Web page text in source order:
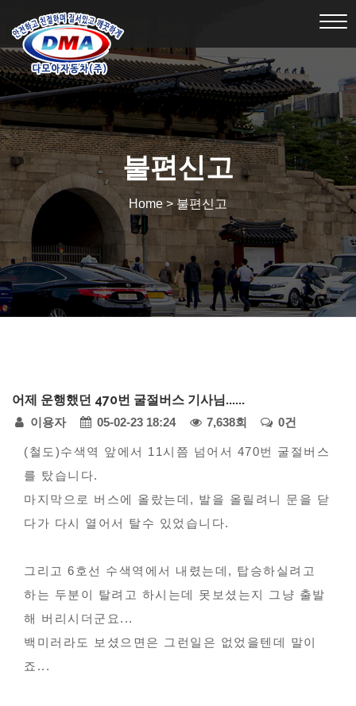
불편신고
Home > 불편신고
어제 운행했던 470번 굴절버스 기사님......
페
이
지
정
이용자 05-02-23 18:24 7,638회 0건
본
문
(철도)수색역 앞에서 11시쯤 넘어서 470번 굴절버스
를 탔습니다.
마지막으로 버스에 올랐는데, 발을 올릴려니 문을 닫
다가 다시 열어서 탈수 있었습니다.
그리고 6호선 수색역에서 내렸는데, 탑승하실려고
하는 두분이 탈려고 하시는데 못보셨는지 그냥 출발
해 버리시더군요...
백미러라도 보셨으면은 그런일은 없었을텐데 말이
죠...